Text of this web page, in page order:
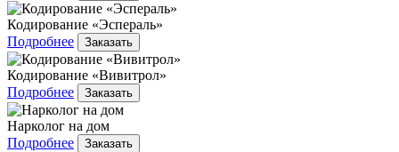
Кодирование «Эспераль»
Подробнее
Заказать
Кодирование «Вивитрол»
Подробнее
Заказать
Нарколог на дом
Подробнее
Заказать